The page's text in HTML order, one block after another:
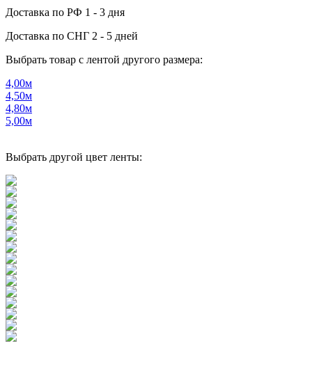
Доставка по РФ 1 - 3 дня
Доставка по СНГ 2 - 5 дней
Выбрать товар с лентой другого размера:
4,00м
4,50м
4,80м
5,00м
Выбрать другой цвет ленты: